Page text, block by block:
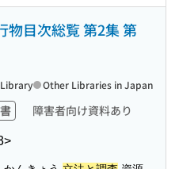
物目次総覧 第2集 第
障害者向け資料あり
Other Libraries in Japan